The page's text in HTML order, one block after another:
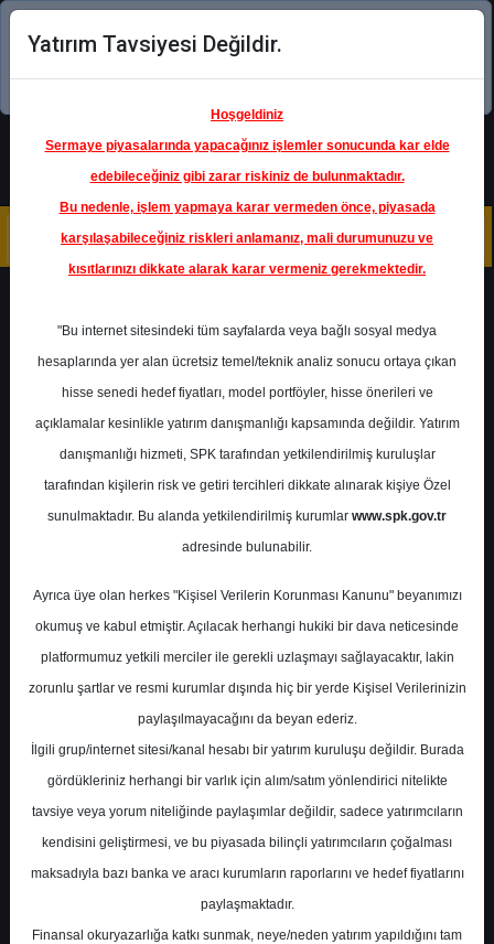
Şimdi uygulamayı indirin!
GARAN - TÜRKİYE GARANTİ
BANKASI A.Ş.
Hedef Fiyat 163.00 ₺
Getiri
%0.00
0 1
En Yüksek Tahmin
Ortalama Fiyat Tahmini
Ortalama Getiri Potansiyeli
Yatırım Tavsiyesi Değildir.
Hoşgeldiniz
Sermaye piyasalarında yapacağınız işlemler sonucunda kar elde
edebileceğiniz gibi zarar riskiniz de bulunmaktadır.
Bu nedenle, işlem yapmaya karar vermeden önce, piyasada
karşılaşabileceğiniz riskleri anlamanız, mali durumunuzu ve
kısıtlarınızı dikkate alarak karar vermeniz gerekmektedir.
"Bu internet sitesindeki tüm sayfalarda veya bağlı sosyal medya
hesaplarında yer alan ücretsiz temel/teknik analiz sonucu ortaya çıkan
hisse senedi hedef fiyatları, model portföyler, hisse önerileri ve
açıklamalar kesinlikle yatırım danışmanlığı kapsamında değildir. Yatırım
danışmanlığı hizmeti, SPK tarafından yetkilendirilmiş kuruluşlar
tarafından kişilerin risk ve getiri tercihleri dikkate alınarak kişiye Özel
sunulmaktadır. Bu alanda yetkilendirilmiş kurumlar www.spk.gov.tr
adresinde bulunabilir.
Ayrıca üye olan herkes "Kişisel Verilerin Korunması Kanunu" beyanımızı
okumuş ve kabul etmiştir. Açılacak herhangi hukiki bir dava neticesinde
platformumuz yetkili merciler ile gerekli uzlaşmayı sağlayacaktır, lakin
zorunlu şartlar ve resmi kurumlar dışında hiç bir yerde Kişisel Verilerinizin
paylaşılmayacağını da beyan ederiz.
İlgili grup/internet sitesi/kanal hesabı bir yatırım kuruluşu değildir. Burada
gördükleriniz herhangi bir varlık için alım/satım yönlendirici nitelikte
tavsiye veya yorum niteliğinde paylaşımlar değildir, sadece yatırımcıların
kendisini geliştirmesi, ve bu piyasada bilinçli yatırımcıların çoğalması
maksadıyla bazı banka ve aracı kurumların raporlarını ve hedef fiyatlarını
paylaşmaktadır.
Finansal okuryazarlığa katkı sunmak, neye/neden yatırım yapıldığını tam